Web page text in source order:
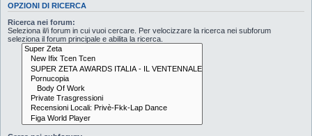
OPZIONI DI RICERCA
Ricerca nei forum:
Seleziona il/i forum in cui vuoi cercare. Per velocizzare la ricerca nei subforum
seleziona il forum principale e abilita la ricerca.